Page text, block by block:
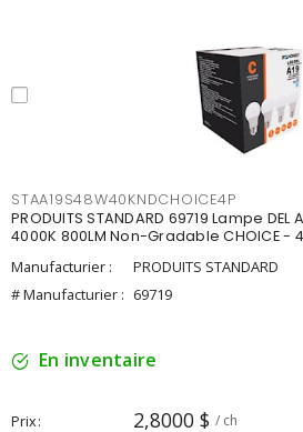
STAA19S48W40KNDCHOICE4P
PRODUITS STANDARD 69719 Lampe DEL
4000K 800LM Non-Gradable CHOICE -
Manufacturier :
PRODUITS STANDARD
# Manufacturier : 69719
En inventaire
Prix 2,8000 $ / ch